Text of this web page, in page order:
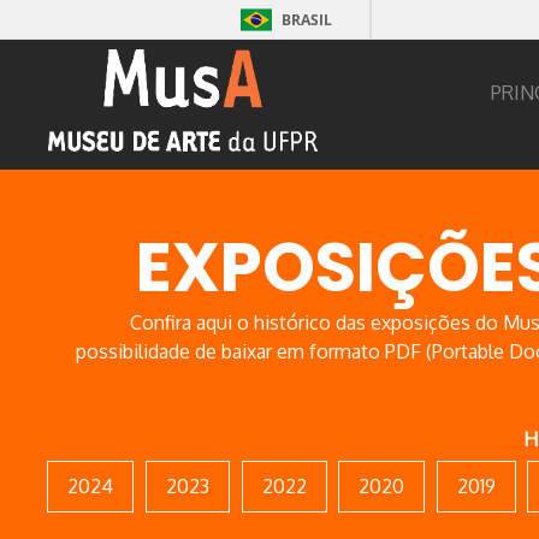
BRASIL
Confira aqui o histórico das exposições do
possibilidade de baixar em formato PDF (Portable
2019
2020
2022
2023
2024